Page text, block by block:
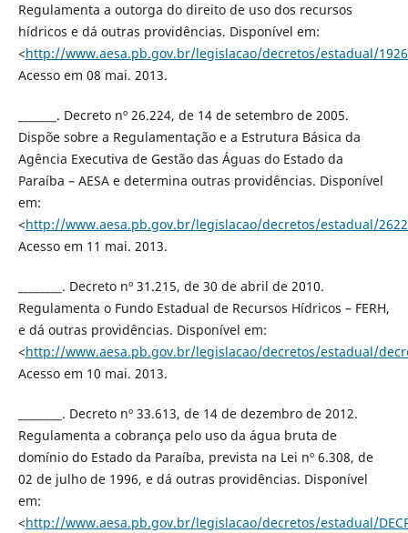
Regulamenta a outorga do direito de uso dos recursos
hídricos e dá outras providências. Disponível em:
<http://www.aesa.pb.gov.br/legislacao/decretos/estadual/
Acesso em 08 mai. 2013.
_______. Decreto nº 26.224, de 14 de setembro de 2005.
Dispõe sobre a Regulamentação e a Estrutura Básica da
Agência Executiva de Gestão das Águas do Estado da
Paraíba – AESA e determina outras providências. Disponível
em:
<http://www.aesa.pb.gov.br/legislacao/decretos/estadual/
Acesso em 11 mai. 2013.
________. Decreto nº 31.215, de 30 de abril de 2010.
Regulamenta o Fundo Estadual de Recursos Hídricos – FERH,
e dá outras providências. Disponível em:
<http://www.aesa.pb.gov.br/legislacao/decretos/estadual/
Acesso em 10 mai. 2013.
________. Decreto nº 33.613, de 14 de dezembro de 2012.
Regulamenta a cobrança pelo uso da água bruta de
domínio do Estado da Paraíba, prevista na Lei nº 6.308, de
02 de julho de 1996, e dá outras providências. Disponível
em:
<http://www.aesa.pb.gov.br/legislacao/decretos/estadual/